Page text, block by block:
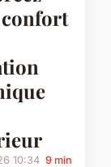
10:34 9 min